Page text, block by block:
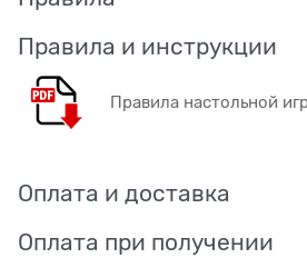
Правила и инструкции
Правила настольной
Оплата и доставка
Оплата при получении